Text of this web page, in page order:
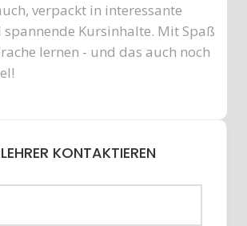
verpackt in interessante
spannende Kursinhalte. Mit Spaß
lernen - und das auch noch
KONTAKTIEREN